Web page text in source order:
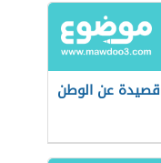
قصيدة عن الوطن